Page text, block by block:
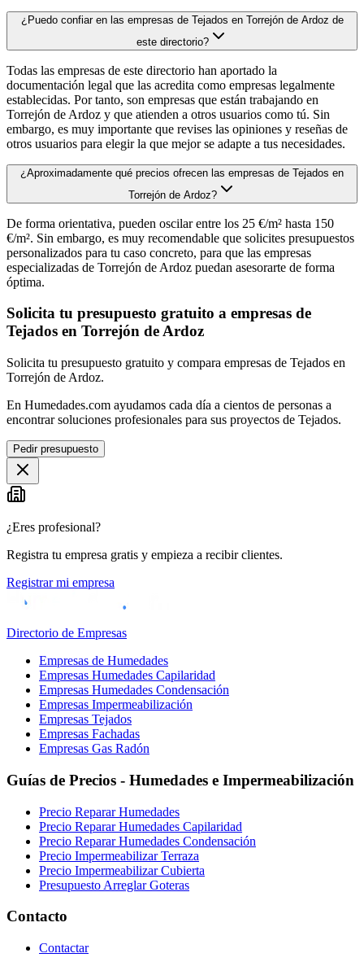
¿Puedo confiar en las empresas de Tejados en Torrejón de Ardoz de
este directorio?
Todas las empresas de este directorio han aportado la
documentación legal que las acredita como empresas legalmente
establecidas. Por tanto, son empresas que están trabajando en
Torrejón de Ardoz y que atienden a otros usuarios como tú. Sin
embargo, es muy importante que revises las opiniones y reseñas de
otros usuarios para elegir la que mejor se adapte a tus necesidades.
¿Aproximadamente qué precios ofrecen las empresas de Tejados en
Torrejón de Ardoz?
De forma orientativa, pueden oscilar entre los 25 €/m² hasta 150
€/m². Sin embargo, es muy recomendable que solicites presupuestos
personalizados para tu caso concreto, para que las empresas
especializadas de Torrejón de Ardoz puedan asesorarte de forma
óptima.
Solicita tu presupuesto gratuito a empresas de
Tejados en Torrejón de Ardoz
Solicita tu presupuesto gratuito y compara empresas de Tejados en
Torrejón de Ardoz.
En Humedades.com ayudamos cada día a cientos de personas a
encontrar soluciones profesionales para sus proyectos de Tejados.
Pedir presupuesto
¿Eres profesional?
Registra tu empresa gratis y empieza a recibir clientes.
Registrar mi empresa
Directorio de Empresas
Empresas de Humedades
Empresas Humedades Capilaridad
Empresas Humedades Condensación
Empresas Impermeabilización
Empresas Tejados
Empresas Fachadas
Empresas Gas Radón
Guías de Precios - Humedades e Impermeabilización
Precio Reparar Humedades
Precio Reparar Humedades Capilaridad
Precio Reparar Humedades Condensación
Precio Impermeabilizar Terraza
Precio Impermeabilizar Cubierta
Presupuesto Arreglar Goteras
Contacto
Contactar